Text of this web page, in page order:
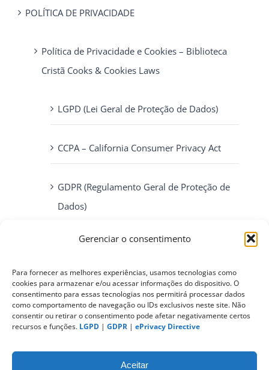
Gerenciar o consentimento
Para fornecer as melhores experiências, usamos tecnologias como
cookies para armazenar e/ou acessar informações do dispositivo. O
consentimento para essas tecnologias nos permitirá processar dados
como comportamento de navegação ou IDs exclusivos neste site. Não
consentir ou retirar o consentimento pode afetar negativamente certos
recursos e funções. LGPD | GDPR | ePrivacy Directive
Aceitar
POLÍTICA DE PRIVACIDADE
Política de Privacidade e Cookies – Biblioteca
Cristã Cooks & Cookies Laws
LGPD (Lei Geral de Proteção de Dados)
CCPA – California Consumer Privacy Act
GDPR (Regulamento Geral de Proteção de
Dados)
ePrivacy Directive (Diretiva ePrivacidade)
PIPEDA (Personal Information Protection
and Electronic Documents Act)
CONTATO